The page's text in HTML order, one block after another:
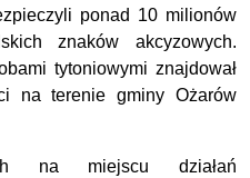
ponad 10 milionów
znaków akcyzowych.
tytoniowymi znajdował
na terenie gminy Ożarów
na miejscu działań